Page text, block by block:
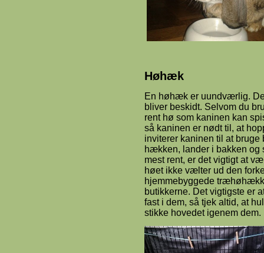
Høhæk
En høhæk er uundværlig.
bliver beskidt. Selvom du
rent hø som kaninen kan
så kaninen er nødt til, at
inviterer kaninen til at bruge
hækken, lander i bakken og
mest rent, er det vigtigt at
høet ikke vælter ud den
hjemmebyggede
butikkerne. Det vigtigste er
fast i dem, så tjek altid, at
stikke hovedet igenem dem.